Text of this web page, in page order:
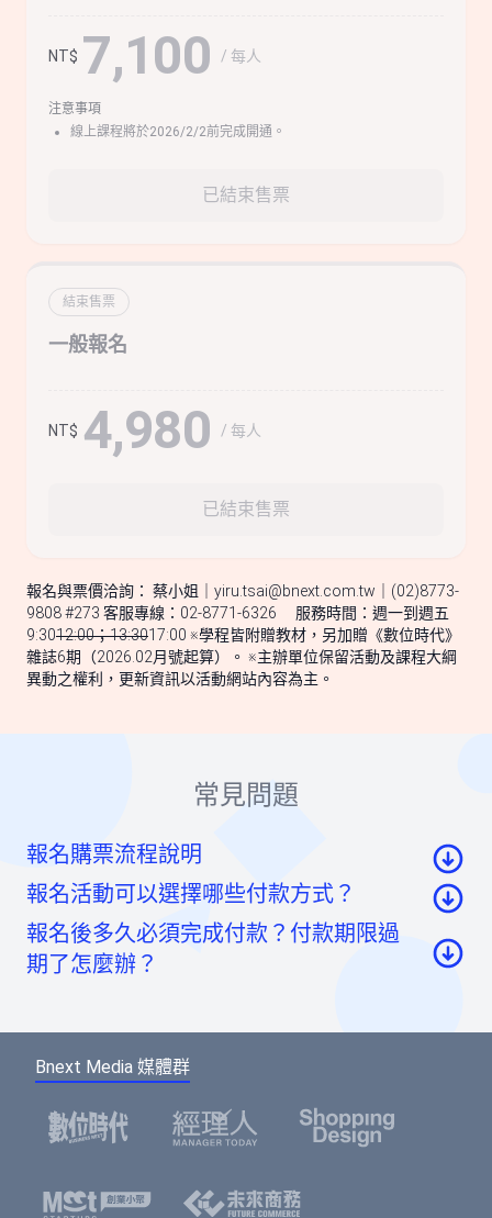
NT$ 7,100 / 每人
注意事項
線上課程將於2026/2/2前完成開通。
已結束售票
結束售票
一般報名
NT$ 4,980 / 每人
已結束售票
報名與票價洽詢： 蔡小姐｜ yiru.tsai@bnext.com.tw ｜(02)8773-
9808 #273 客服專線：02-8771-6326 服務時間：週一到週五
9:3012:00；13:3017:00 ※學程皆附贈教材，另加贈《數位時代》
雜誌6期（2026.02月號起算）。 ※主辦單位保留活動及課程大綱
異動之權利，更新資訊以活動網站內容為主。
常見問題
報名購票流程說明
至活動頁面點選「我要報名」按鈕後，至票券資
訊頁點選「請先登入」按鈕。
入。（若您尚未成為BNEXTMEDIA會員，請點選
下方的註冊按鈕，即可註冊會員帳號。）
選擇您欲報名的票種及張數後，點選「確認」按
鈕。
名表單中，加速您的報名流程。
報名活動可以選擇哪些付款方式？
信用卡：頁面將轉至綠界科技頁面線上刷卡
款成功。
報名後多久必須完成付款？付款期限過
期了怎麼辦？
費用，系統無法為您保留席次，要參加活動請重新
Bnext Media 媒體群